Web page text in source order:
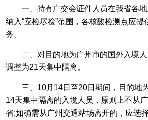
一、持有广交会证件人员在我省各地
纳入“应检尽检”范围，各核酸检测点应提
务。
二、对目的地为广州市的国外入境人
调整为21天集中隔离。
三、10月14日至20日期间，目的地
14天集中隔离的入境人员，原则上不从
省;如确需从广州交通站场离开的，应选